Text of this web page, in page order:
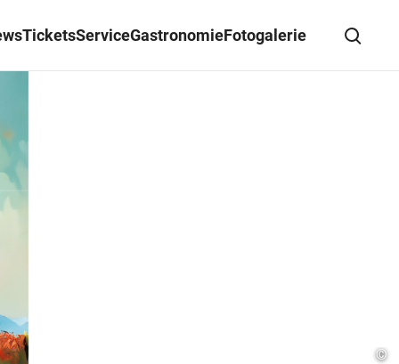
TicketsServiceGastronomieFotogalerie
©